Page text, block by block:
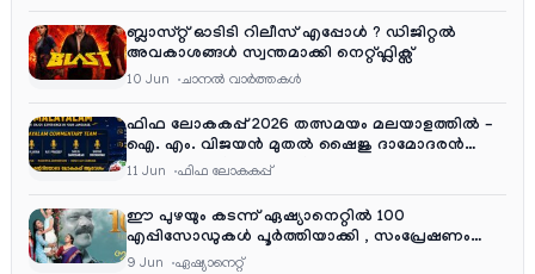
ബ്ലാസ്റ്റ് ഓടിടി റിലീസ് എപ്പോൾ ? ഡിജിറ്റൽ
അവകാശങ്ങൾ സ്വന്തമാക്കി നെറ്റ്ഫ്ലിക്സ്
10 Jun ചാനല്‍ വാര്‍ത്തകള്‍
ഫിഫ ലോകകപ്പ് 2026 തത്സമയം മലയാളത്തിൽ –
ഐ. എം. വിജയൻ മുതൽ ഷൈജു ദാമോദരൻ
വരെ കമന്ററി സംഘത്തിൽ
11 Jun ഫിഫ ലോകകപ്പ്
ഈ പുഴയും കടന്ന് ഏഷ്യാനെറ്റിൽ 100
എപ്പിസോഡുകൾ പൂർത്തിയാക്കി , സംപ്രേഷണം
തിങ്കൾ മുതൽ വെള്ളി വരെ രാത്രി 9:30 ന്
9 Jun ഏഷ്യാനെറ്റ്‌